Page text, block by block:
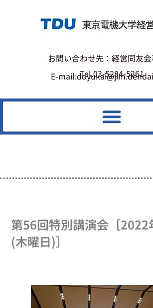
お問い合わせ先：経営同友
Tel.03-5284-5261
E-
第56回特別講演会［2022
(木曜日)］